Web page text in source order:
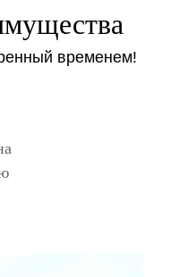
временем!